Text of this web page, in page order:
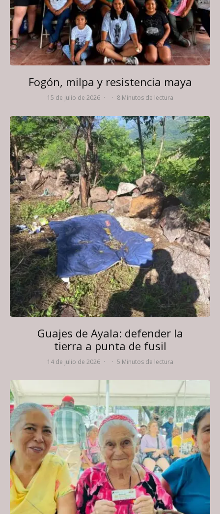
Fogón, milpa y resistencia maya
15 de julio de 2026 · · 8 Minutos de lectura
Guajes de Ayala: defender la
tierra a punta de fusil
14 de julio de 2026 · · 5 Minutos de lectura